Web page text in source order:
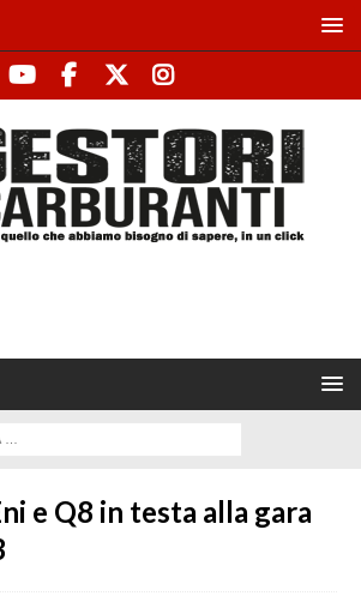
e Q8 in testa alla gara